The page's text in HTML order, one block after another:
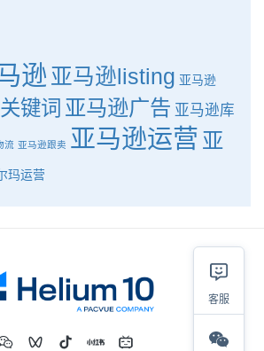
逊 亚马逊listing 亚马逊
键词 亚马逊广告 亚马逊库
流 亚马逊跟卖 亚马逊运营 亚
玛运营
客服